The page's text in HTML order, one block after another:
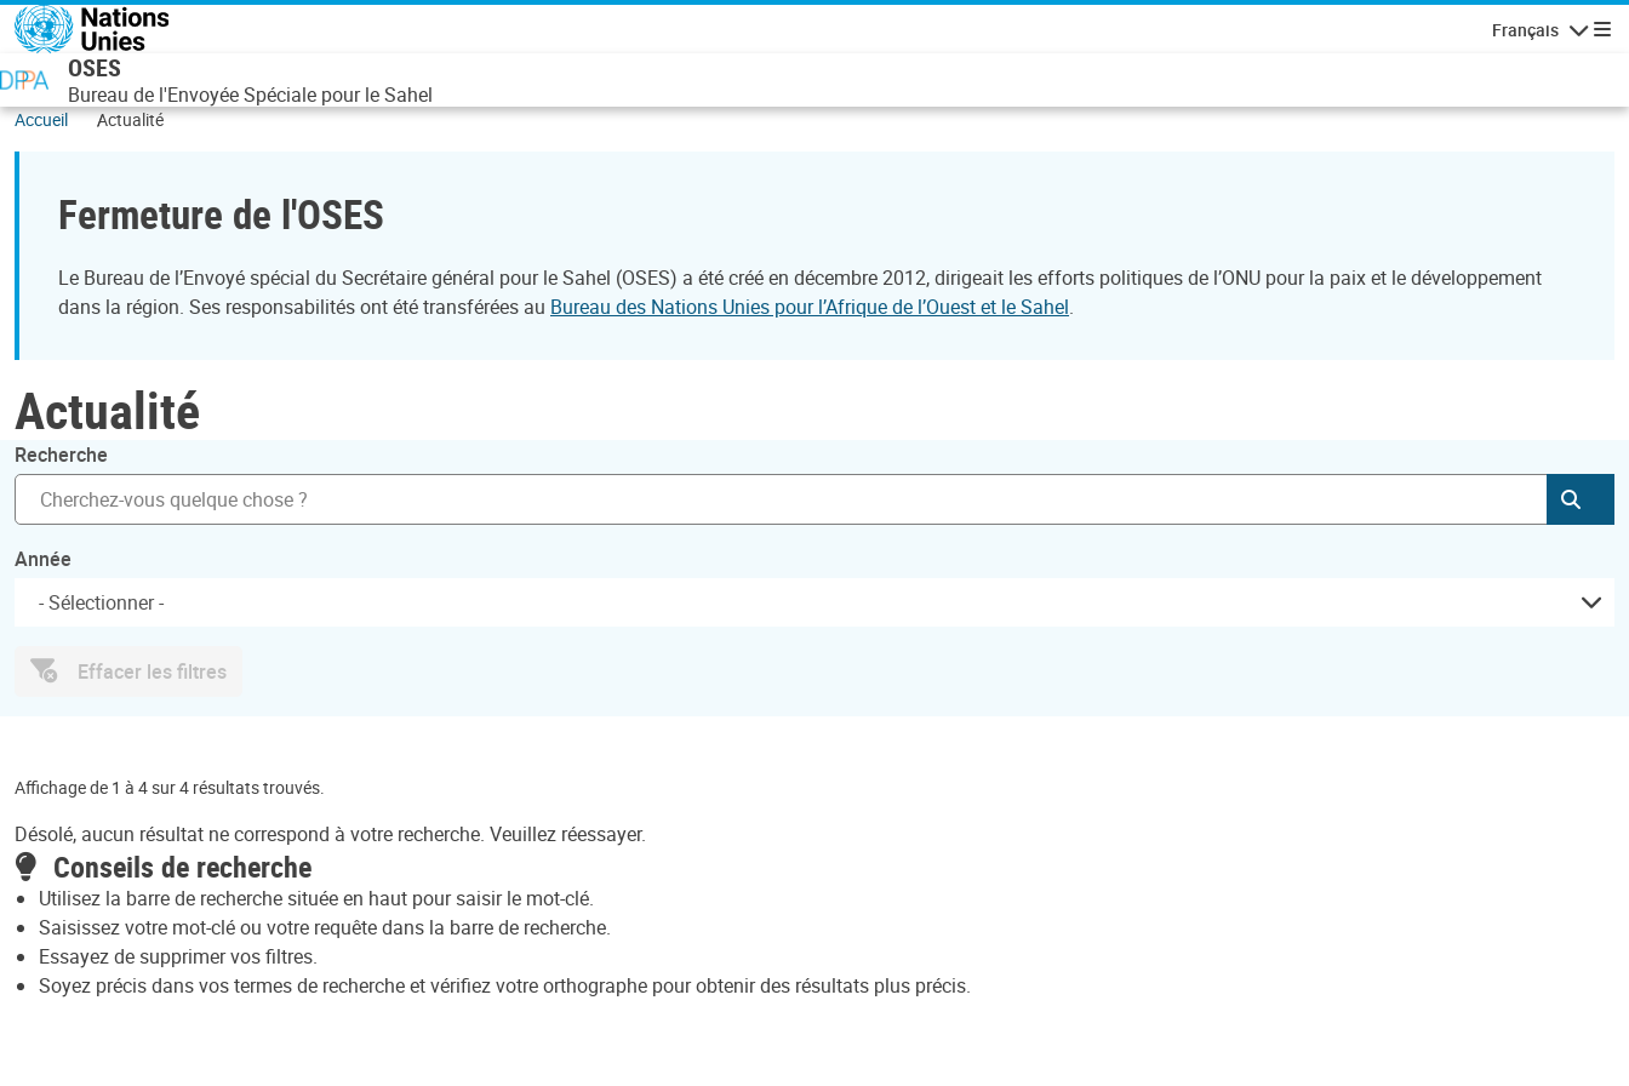
Aller au contenu principal
Français
OSES
Bureau de l'Envoyée Spéciale pour le Sahel
Accueil Actualité
Fermeture de l'OSES
Le Bureau de l’Envoyé spécial du Secrétaire général pour le Sahel (OSES) a été créé en décembre 2012, dirigeait les efforts politiques de l’ONU pour la paix et le développement
dans la région. Ses responsabilités ont été transférées au Bureau des Nations Unies pour l’Afrique de l’Ouest et le Sahel.
Actualité
Recherche
Année
Effacer les filtres
Affichage de 1 à 4 sur 4 résultats trouvés.
Désolé, aucun résultat ne correspond à votre recherche. Veuillez réessayer.
Conseils de recherche
Utilisez la barre de recherche située en haut pour saisir le mot-clé.
Saisissez votre mot-clé ou votre requête dans la barre de recherche.
Essayez de supprimer vos filtres.
Soyez précis dans vos termes de recherche et vérifiez votre orthographe pour obtenir des résultats plus précis.